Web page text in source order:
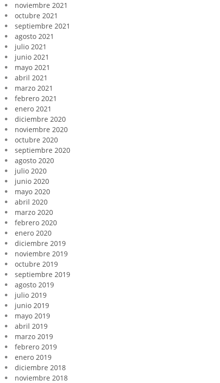
noviembre 2021
octubre 2021
septiembre 2021
agosto 2021
julio 2021
junio 2021
mayo 2021
abril 2021
marzo 2021
febrero 2021
enero 2021
diciembre 2020
noviembre 2020
octubre 2020
septiembre 2020
agosto 2020
julio 2020
junio 2020
mayo 2020
abril 2020
marzo 2020
febrero 2020
enero 2020
diciembre 2019
noviembre 2019
octubre 2019
septiembre 2019
agosto 2019
julio 2019
junio 2019
mayo 2019
abril 2019
marzo 2019
febrero 2019
enero 2019
diciembre 2018
noviembre 2018